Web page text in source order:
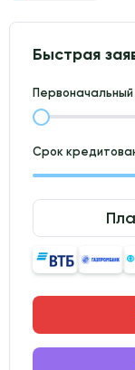
Быстрая
Первоначальный
Срок